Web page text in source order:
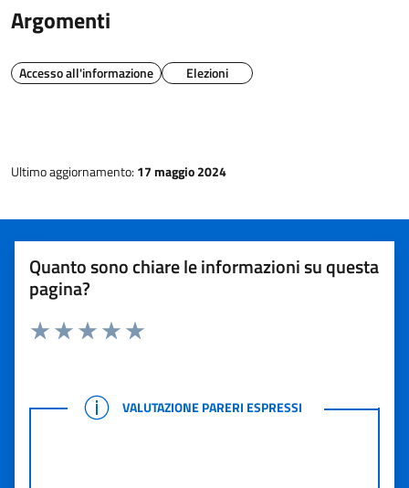
Argomenti
Accesso all'informazione Elezioni
Ultimo aggiornamento: 17 maggio 2024
Quanto sono chiare le informazioni su questa
pagina?
Rating:
VALUTAZIONE PARERI ESPRESSI
VALUTAZIONE PARERI ESPRESSI